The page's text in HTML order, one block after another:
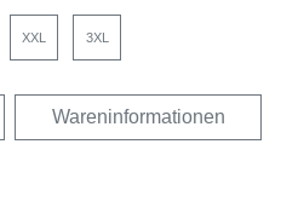
XXL 3XL
Wareninformationen